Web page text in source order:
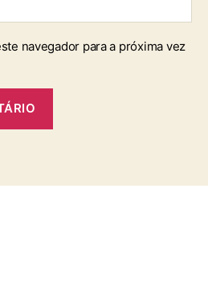
navegador para a próxima vez